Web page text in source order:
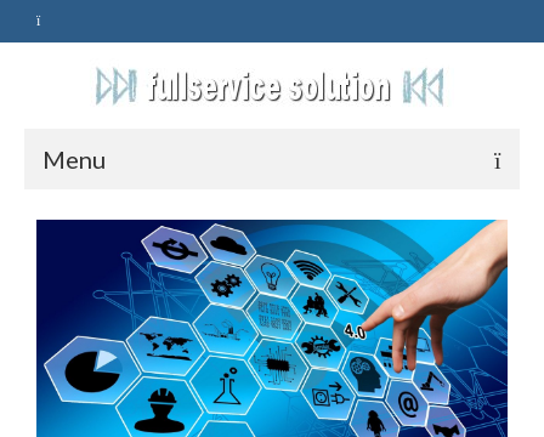
Menu
HOME
ASSISTENZA
POLITICA
Qualità